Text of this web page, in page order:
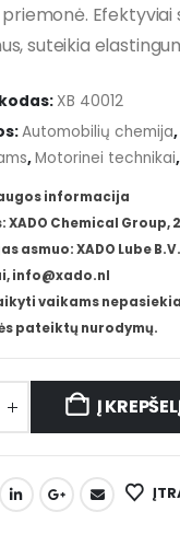
suteikia
XB 40012
Automobilių chemija,
,Motorinei technikai,
informacija
Chemical Group,
asmuo: XADO Lube
info@xado.nl
vaikams
pateiktų nurodymų.
Į